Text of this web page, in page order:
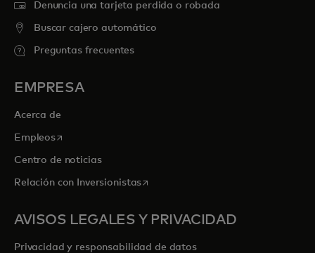
Denuncia una tarjeta perdida o robada
Buscar cajero automático
Preguntas frecuentes
EMPRESA
Acerca de
Empleosse abre en una pestaña nueva
Centro de noticias
Relación con Inversionistasse abre en una pestaña nueva
AVISOS LEGALES Y PRIVACIDAD
Privacidad y responsabilidad de datos